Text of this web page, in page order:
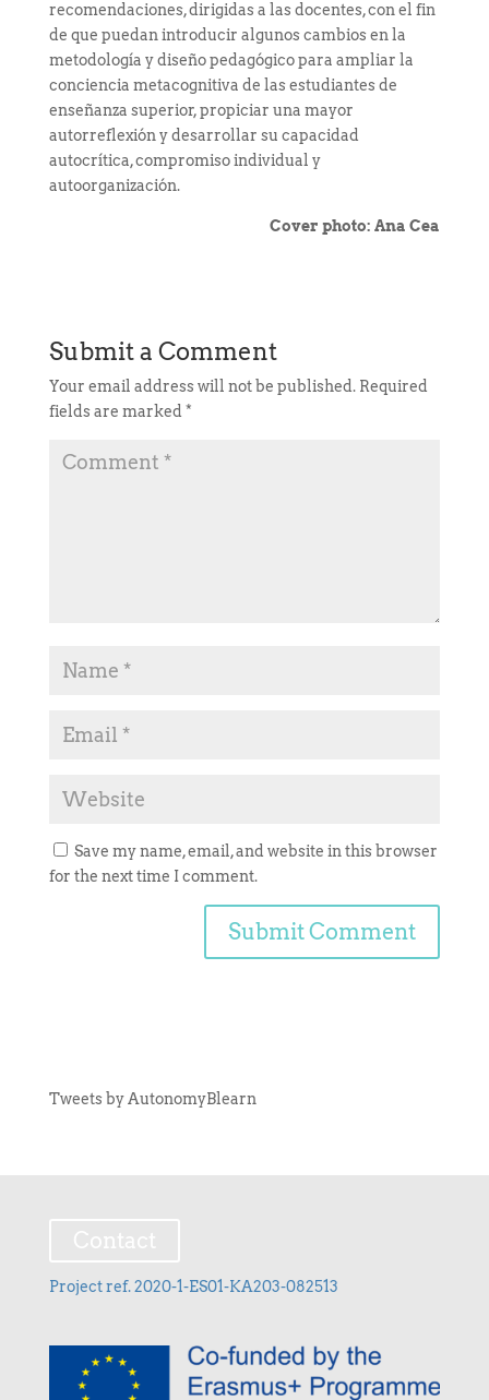
recomendaciones, dirigidas a las docentes, con el fin
de que puedan introducir algunos cambios en la
metodología y diseño pedagógico para ampliar la
conciencia metacognitiva de las estudiantes de
enseñanza superior, propiciar una mayor
autorreflexión y desarrollar su capacidad
autocrítica, compromiso individual y
autoorganización.
Cover photo: Ana Cea
Submit a Comment
Your email address will not be published. Required
fields are marked *
Save my name, email, and website in this browser
for the next time I comment.
Tweets by AutonomyBlearn
Project ref. 2020-1-ES01-KA203-082513